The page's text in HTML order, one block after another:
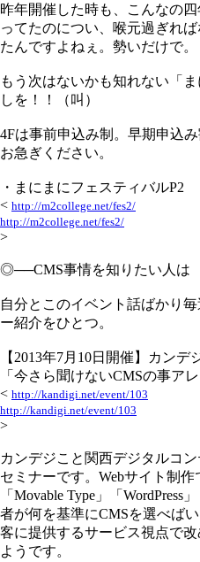
昨年開催した時も、こんなの
ってたのについ、喉元過ぎれ
たんですよねぇ。勢いだけで。
もう次はないかも知れない「
しを！！（叫）
4Fは事前申込み制。早期申込
お急ぎください。
・まにまにフェスティバルP2
< http://m2college.net/fes2/
http://m2college.net/fes2/
>
◎──CMS事情を知りたい人は
自分とこのイベント話ばかり
ー紹介をひとつ。
【2013年7月10日開催】カン
「今さら聞けないCMSの事アレ
< http://kandigi.net/event/103
http://kandigi.net/event/103
>
カンデジこと関西デジタルコ
セミナーです。Webサイト制作
「Movable Type」「
者が何を基準にCMSを選べば
客に提供するサービス視点で
ようです。